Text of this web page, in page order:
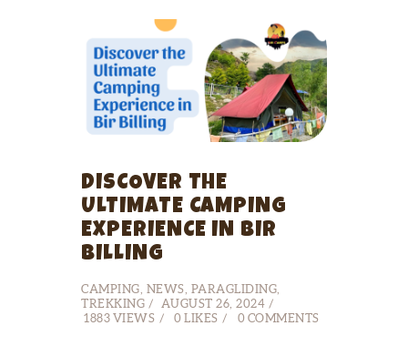
DISCOVER THE
ULTIMATE CAMPING
EXPERIENCE IN BIR
BILLING
CAMPING, NEWS, PARAGLIDING,
TREKKING
AUGUST 26, 2024
1883 VIEWS 0 LIKES 0 COMMENTS